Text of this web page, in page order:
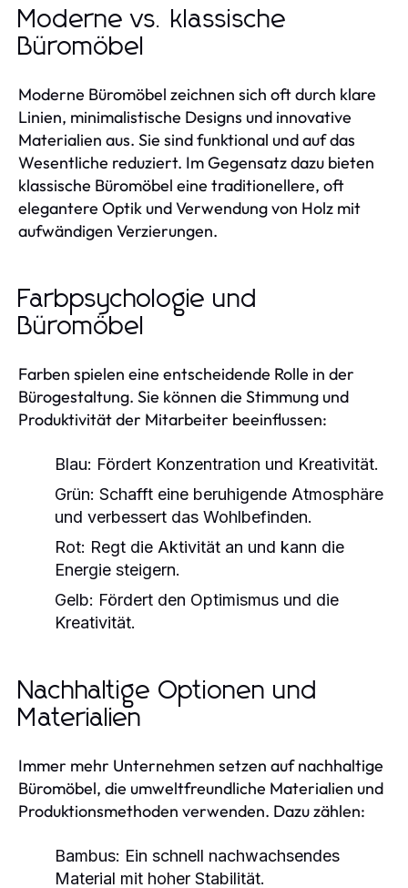
Moderne vs. klassische
Büromöbel
Moderne Büromöbel zeichnen sich oft durch klare
Linien, minimalistische Designs und innovative
Materialien aus. Sie sind funktional und auf das
Wesentliche reduziert. Im Gegensatz dazu bieten
klassische Büromöbel eine traditionellere, oft
elegantere Optik und Verwendung von Holz mit
aufwändigen Verzierungen.
Farbpsychologie und
Büromöbel
Farben spielen eine entscheidende Rolle in der
Bürogestaltung. Sie können die Stimmung und
Produktivität der Mitarbeiter beeinflussen:
Blau: Fördert Konzentration und Kreativität.
Grün: Schafft eine beruhigende Atmosphäre
und verbessert das Wohlbefinden.
Rot: Regt die Aktivität an und kann die
Energie steigern.
Gelb: Fördert den Optimismus und die
Kreativität.
Nachhaltige Optionen und
Materialien
Immer mehr Unternehmen setzen auf nachhaltige
Büromöbel, die umweltfreundliche Materialien und
Produktionsmethoden verwenden. Dazu zählen:
Bambus: Ein schnell nachwachsendes
Material mit hoher Stabilität.